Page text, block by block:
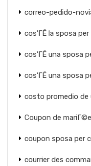
correo-pedido-
cos'ГЁ la sposa
cos'ГЁ una sposa
cos'ГЁ una sposa
costo promedio de
Coupon de
coupon sposa per
courrier des